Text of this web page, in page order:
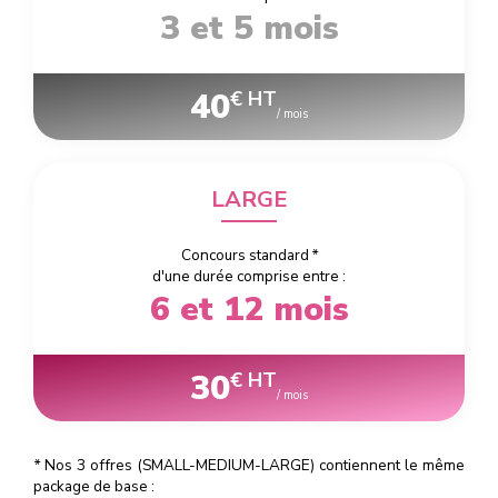
3 et 5 mois
40€ HT
/ mois
LARGE
Concours standard *
d'une durée comprise entre :
6 et 12 mois
30€ HT
/ mois
*Nos 3 offres (SMALL-MEDIUM-LARGE) contiennent le même
package de base :